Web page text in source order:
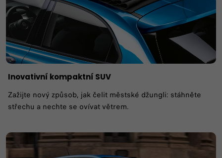
Inovativní kompaktní SUV
Zažijte nový způsob, jak čelit městské džungli: stáhněte
střechu a nechte se ovívat větrem.